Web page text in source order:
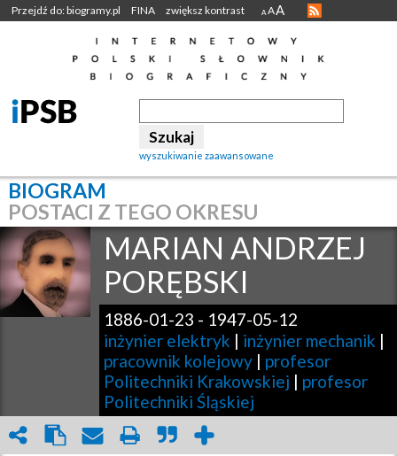
Przejdź do: biogramy.pl FINA zwiększ kontrast A AA
wyszukiwanie zaawansowane
BIOGRAM
POSTACI Z TEGO OKRESU
MARIAN ANDRZEJ
PORĘBSKI
1886-01-23 - 1947-05-12
inżynier elektryk | inżynier mechanik |
pracownik kolejowy | profesor
Politechniki Krakowskiej | profesor
Politechniki Śląskiej